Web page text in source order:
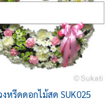
หรีดดอกไม้สด SUK025